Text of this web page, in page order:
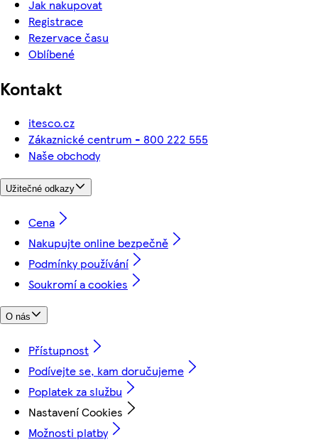
Jak nakupovat
Registrace
Rezervace času
Oblíbené
Kontakt
itesco.cz
Zákaznické centrum - 800 222 555
Naše obchody
Užitečné odkazy
Cena
Nakupujte online bezpečně
Podmínky používání
Soukromí a cookies
O nás
Přístupnost
Podívejte se, kam doručujeme
Poplatek za službu
Nastavení Cookies
Možnosti platby